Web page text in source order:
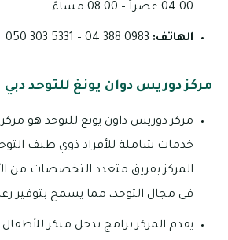
04:00 عصراً – 08:00 مساءً.
الهاتف:
مركز دوريس دوان يونغ للتوحد دبي
مركز دوريس داون يونغ للتوحد هو
خدمات شاملة للأفراد ذوي طيف
المركز بفريق متعدد التخصصات من
في مجال التوحد، مما يسمح بتوفير
يقدم المركز برامج تدخل مبكر